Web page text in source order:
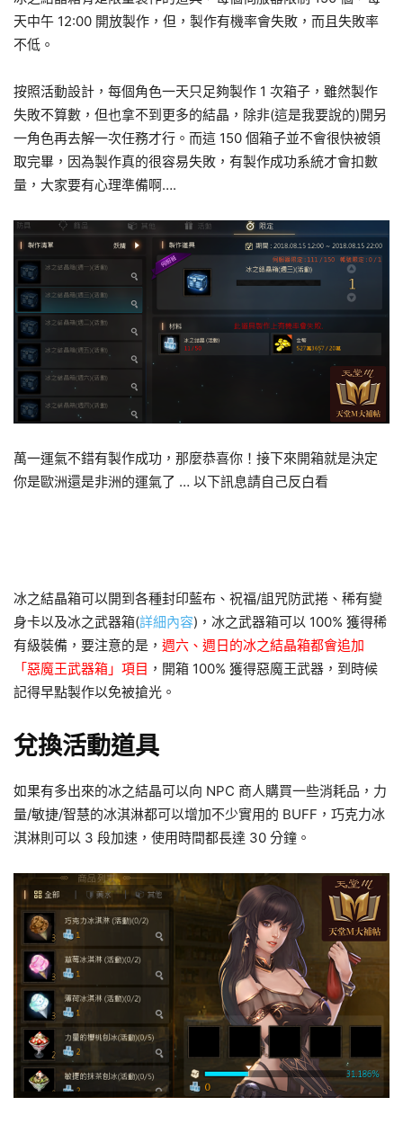
天中午 12:00 開放製作，但，製作有機率會失敗，而且失敗率
不低。
按照活動設計，每個角色一天只足夠製作 1 次箱子，雖然製作
失敗不算數，但也拿不到更多的結晶，除非(這是我要說的)開另
一角色再去解一次任務才行。而這 150 個箱子並不會很快被領
取完畢，因為製作真的很容易失敗，有製作成功系統才會扣數
量，大家要有心理準備啊….
萬一運氣不錯有製作成功，那麼恭喜你！接下來開箱就是決定
你是歐洲還是非洲的運氣了 … 以下訊息請自己反白看
冰之結晶箱可以開到各種封印藍布、祝福/詛咒防武捲、稀有變
身卡以及冰之武器箱(詳細內容)，冰之武器箱可以 100% 獲得稀
有級裝備，要注意的是， 週六、週日的冰之結晶箱都會追加
「惡魔王武器箱」項目 ，開箱 100% 獲得惡魔王武器，到時候
記得早點製作以免被搶光。
兌換活動道具
如果有多出來的冰之結晶可以向 NPC 商人購買一些消耗品，力
量/敏捷/智慧的冰淇淋都可以增加不少實用的 BUFF，巧克力冰
淇淋則可以 3 段加速，使用時間都長達 30 分鐘。